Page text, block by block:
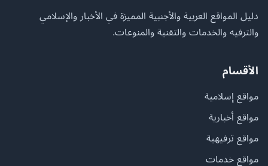
دليل المواقع العربية والأجنبية المميزة في الأخبار والإسلامي
والترفيه والخدمات والتقنية والمنوعات.
الأقسام
مواقع إسلامية
مواقع أخبارية
مواقع ترفيهية
مواقع خدمات